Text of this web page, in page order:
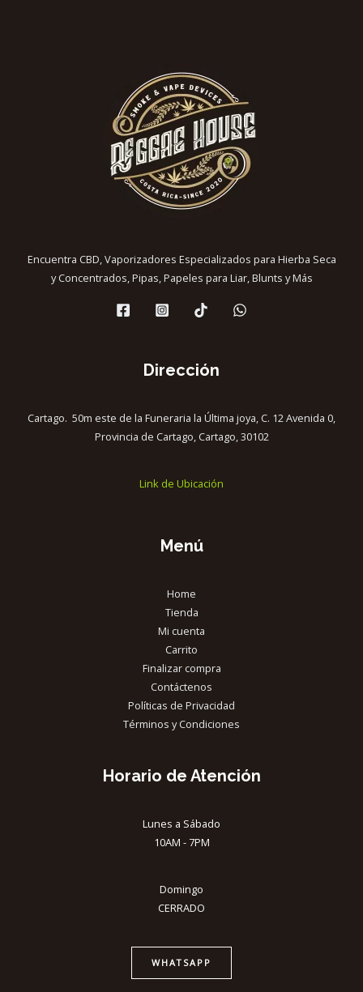
Encuentra CBD, Vaporizadores Especializados para Hierba Seca
y Concentrados, Pipas, Papeles para Liar, Blunts y Más
Dirección
Cartago. 50m este de la Funeraria la Última joya, C. 12 Avenida 0,
Provincia de Cartago, Cartago, 30102
Link de Ubicación
Menú
Home
Tienda
Mi cuenta
Carrito
Finalizar compra
Contáctenos
Políticas de Privacidad
Términos y Condiciones
Horario de Atención
Lunes a Sábado
10AM - 7PM
Domingo
CERRADO
WHATSAPP